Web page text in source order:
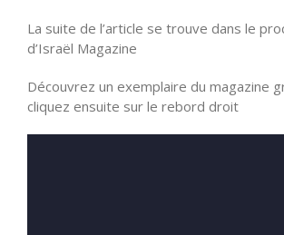
La suite de l’article se trouve dans le
d’Israël Magazine
Découvrez un exemplaire du magazine
cliquez ensuite sur le rebord droit